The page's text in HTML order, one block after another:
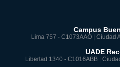
Campus
Lima 757 - C1073AAO | Ciudad
UADE
Libertad 1340 - C1016ABB |